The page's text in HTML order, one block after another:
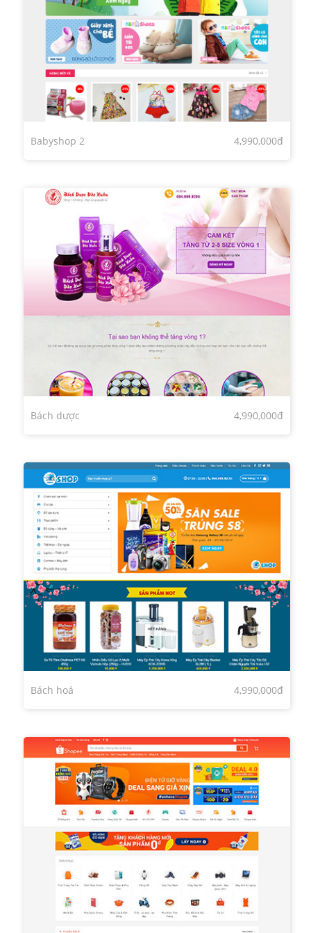
Babyshop 2 4,990,000đ
Bách dược 4,990,000đ
Bách hoá 4,990,000đ